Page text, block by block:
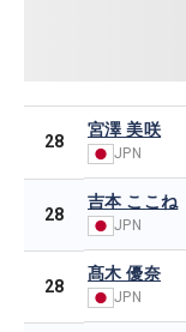
28
宮澤 美咲
JPN
28
吉本 ここね
JPN
28
髙木 優奈
JPN